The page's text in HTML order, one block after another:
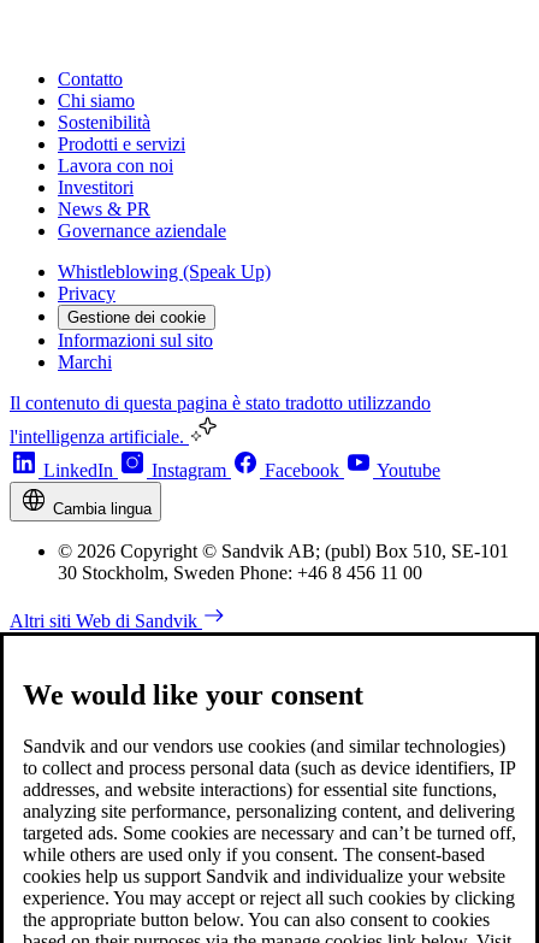
Contatto
Chi siamo
Sostenibilità
Prodotti e servizi
Lavora con noi
Investitori
News & PR
Governance aziendale
Whistleblowing (Speak Up)
Privacy
Gestione dei cookie
Informazioni sul sito
Marchi
Il contenuto di questa pagina è stato tradotto utilizzando
l'intelligenza artificiale.
LinkedIn
Instagram Facebook Youtube
Cambia lingua
© 2026 Copyright © Sandvik AB; (publ) Box 510, SE-101
30 Stockholm, Sweden Phone: +46 8 456 11 00
Altri siti Web di Sandvik
We would like your consent
Sandvik and our vendors use cookies (and similar technologies)
to collect and process personal data (such as device identifiers, IP
addresses, and website interactions) for essential site functions,
analyzing site performance, personalizing content, and delivering
targeted ads. Some cookies are necessary and can’t be turned off,
while others are used only if you consent. The consent-based
cookies help us support Sandvik and individualize your website
experience. You may accept or reject all such cookies by clicking
the appropriate button below. You can also consent to cookies